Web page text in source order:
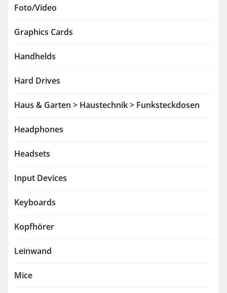
Foto/Video
Graphics Cards
Handhelds
Hard Drives
Haus & Garten > Haustechnik > Funksteckdosen
Headphones
Headsets
Input Devices
Keyboards
Kopfhörer
Leinwand
Mice